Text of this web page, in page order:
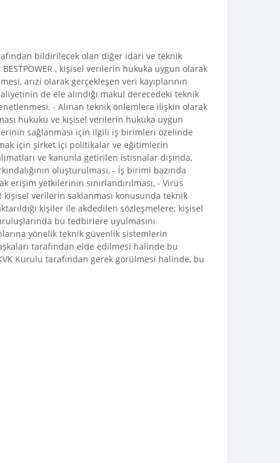
bildirilecek olan diğer idari ve teknik
, kişisel verilerin hukuka uygun olarak
arızi olarak gerçekleşen veri kayıplarının
de ele alındığı makul derecedeki teknik
- Alınan teknik önlemlere ilişkin olarak
hukuku ve kişisel verilerin hukuka uygun
sağlanması için ilgili iş birimleri özelinde
için şirket içi politikalar ve eğitimlerin
ve kanunla getirilen istisnalar dışında,
oluşturulması, - İş birimi bazında
yetkilerinin sınırlandırılması, - Virüs
kişisel verilerin saklanması konusunda teknik
kişiler ile akdedilen sözleşmelere; kişisel
bu tedbirlere uyulmasını
yönelik teknik güvenlik sistemlerin
tarafından elde edilmesi halinde bu
Kurulu tarafından gerek görülmesi halinde, bu